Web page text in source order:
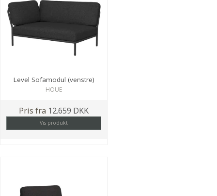
Level Sofamodul (venstre)
HOUE
Pris fra 12.659 DKK
Vis produkt